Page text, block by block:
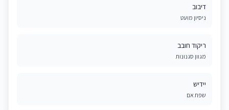
דיבוב
ניסיון מועט
ריקוד חובב
מגוון סגנונות
יידיש
שפת אם